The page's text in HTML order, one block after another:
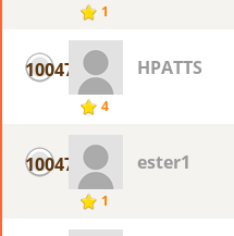
1
10047
4
HPATTS
10047
1
ester1